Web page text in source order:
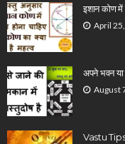
इशान कोण में
April
अपने भवन या
August
Vastu Tips